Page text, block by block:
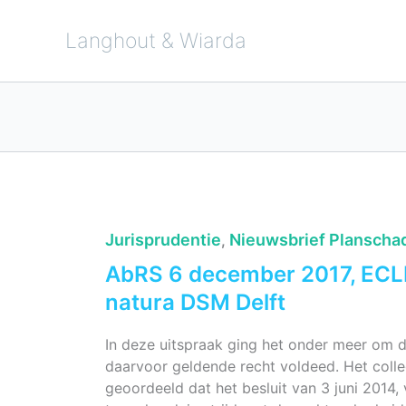
Langhout & Wiarda
Jurisprudentie, Nieuwsbrief
AbRS 6 december 2017,
natura DSM Delft
In deze uitspraak ging het onder meer om
daarvoor geldende recht voldeed. Het
geoordeeld dat het besluit van 3 juni